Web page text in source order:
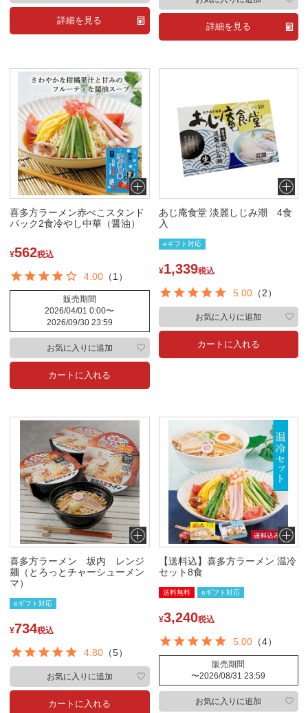
詳細を見る
詳細を見る
喜多方ラーメン赤べこスタンド
パック2食冷やし中華（醤油）
¥562税込
4.00 （1）
販売期間
2026/04/01 0:00〜
2026/09/30 23:59
カートに入れる
お気に入りに追加
あじ庵食堂 淡麗しじみ潮 4食
入
eギフト対応
¥1,339税込
5.00（2）
カートに入れる
お気に入りに追加
喜多方ラーメン 坂内 レンジ
麺（とろっとチャーシューメン
マ）
eギフト対応
¥734税込
4.80 （5）
カートに入れる
お気に入りに追加
【送料込】喜多方ラーメン 温冷
セット8食
送料無料 eギフト対応
¥3,240税込
5.00（4）
販売期間
〜2026/08/31 23:59
お気に入りに追加